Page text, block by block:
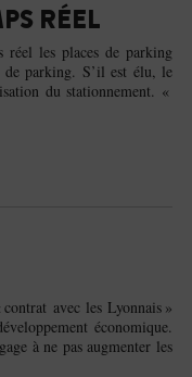
RÉEL
les places de parking
de parking. S’il est élu, le
du stationnement. «
avec les Lyonnais »
économique.
à ne pas augmenter les